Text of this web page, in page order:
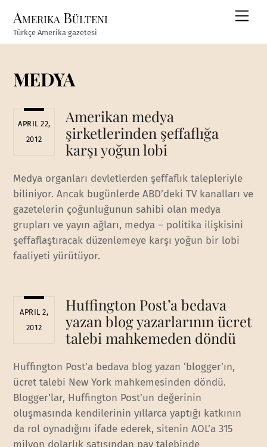
content
Amerika Bülteni
Türkçe Amerika gazetesi
MEDYA
APRIL 22,
2012
Amerikan medya
şirketlerinden şeffaflığa
karşı yoğun lobi
Medya organları devletlerden şeffaflık talepleriyle
biliniyor. Ancak bugünlerde ABD’deki TV kanalları ve
gazetelerin çoğunluğunun sahibi olan medya
grupları ve yayın ağları, medya – politika ilişkisini
şeffaflaştıracak düzenlemeye karşı yoğun bir lobi
faaliyeti yürütüyor.
APRIL 2,
2012
Huffington Post’a bedava
yazan blog yazarlarının ücret
talebi mahkemeden döndü
Huffington Post’a bedava blog yazan ‘blogger’ın,
ücret talebi New York mahkemesinden döndü.
Blogger’lar, Huffington Post’un değerinin
oluşmasında kendilerinin yıllarca yaptığı katkının
da rol oynadığını ifade ederek, sitenin AOL’a 315
milyon dolarlık satışından pay talebinde